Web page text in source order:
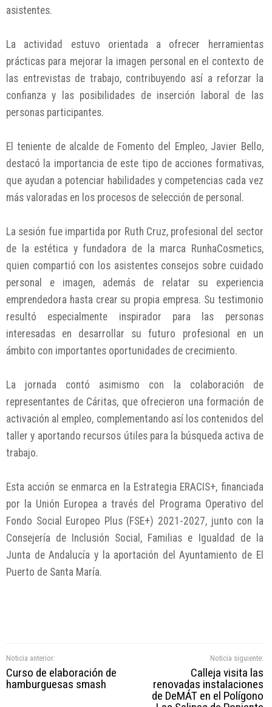
asistentes.
La actividad estuvo orientada a ofrecer herramientas
prácticas para mejorar la imagen personal en el contexto de
las entrevistas de trabajo, contribuyendo así a reforzar la
confianza y las posibilidades de inserción laboral de las
personas participantes.
El teniente de alcalde de Fomento del Empleo, Javier Bello,
destacó la importancia de este tipo de acciones formativas,
que ayudan a potenciar habilidades y competencias cada vez
más valoradas en los procesos de selección de personal.
La sesión fue impartida por Ruth Cruz, profesional del sector
de la estética y fundadora de la marca RunhaCosmetics,
quien compartió con los asistentes consejos sobre cuidado
personal e imagen, además de relatar su experiencia
emprendedora hasta crear su propia empresa. Su testimonio
resultó especialmente inspirador para las personas
interesadas en desarrollar su futuro profesional en un
ámbito con importantes oportunidades de crecimiento.
La jornada contó asimismo con la colaboración de
representantes de Cáritas, que ofrecieron una formación de
activación al empleo, complementando así los contenidos del
taller y aportando recursos útiles para la búsqueda activa de
trabajo.
Esta acción se enmarca en la Estrategia ERACIS+, financiada
por la Unión Europea a través del Programa Operativo del
Fondo Social Europeo Plus (FSE+) 2021-2027, junto con la
Consejería de Inclusión Social, Familias e Igualdad de la
Junta de Andalucía y la aportación del Ayuntamiento de El
Puerto de Santa María.
Noticia anterior:
Curso de elaboración de
hamburguesas smash
Noticia siguiente:
Calleja visita las
renovadas instalaciones
de DeMÁT en el Polígono